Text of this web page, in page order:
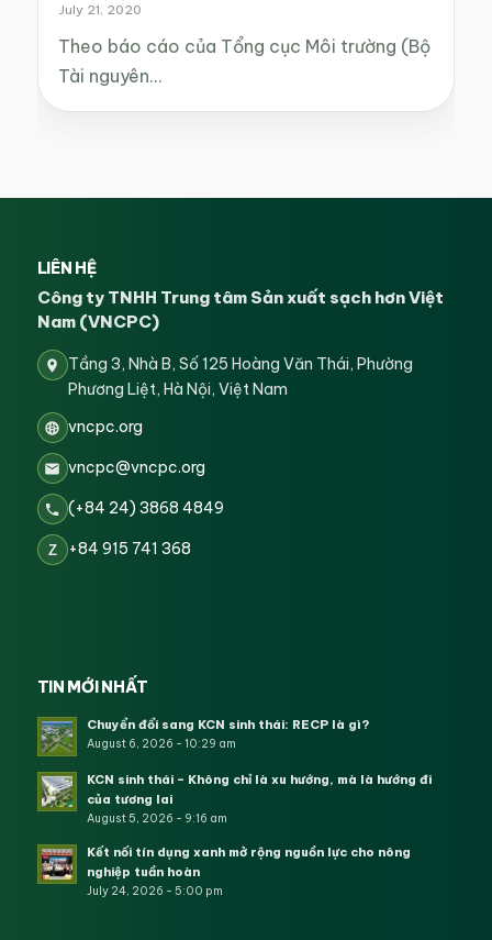
July 21, 2020
Theo báo cáo của Tổng cục Môi trường (Bộ
Tài nguyên…
LIÊN HỆ
Công ty TNHH Trung tâm Sản xuất sạch hơn Việt
Nam (VNCPC)
Tầng 3, Nhà B, Số 125 Hoàng Văn Thái, Phường
Phương Liệt, Hà Nội, Việt Nam
vncpc.org
vncpc@vncpc.org
(+84 24) 3868 4849
Z +84 915 741 368
TIN MỚI NHẤT
Chuyển đổi sang KCN sinh thái: RECP là gì?
August 6, 2026 - 10:29 am
KCN sinh thái – Không chỉ là xu hướng, mà là hướng đi
của tương lai
August 5, 2026 - 9:16 am
Kết nối tín dụng xanh mở rộng nguồn lực cho nông
nghiệp tuần hoàn
July 24, 2026 - 5:00 pm